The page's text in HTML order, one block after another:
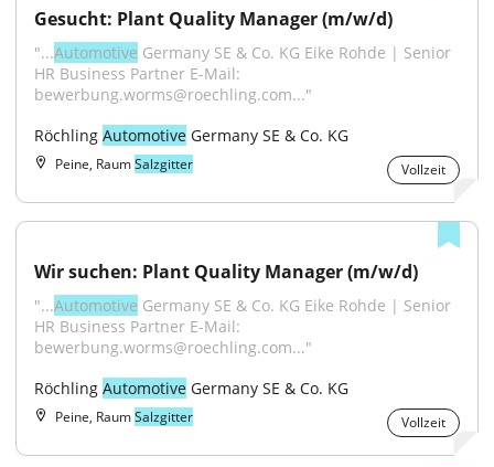
Gesucht: Plant Quality Manager (m/w/d)
"...Automotive Germany SE & Co. KG Eike Rohde | Senior
HR Business Partner E-Mail:
bewerbung.worms@roechling.com..."
Röchling Automotive Germany SE & Co. KG
Peine, RaumSalzgitter Vollzeit
Wir suchen: Plant Quality Manager (m/w/d)
"...Automotive Germany SE & Co. KG Eike Rohde | Senior
HR Business Partner E-Mail:
bewerbung.worms@roechling.com..."
Röchling Automotive Germany SE & Co. KG
Peine, RaumSalzgitter Vollzeit